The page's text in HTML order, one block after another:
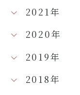
2021年
2020年
2019年
2018年